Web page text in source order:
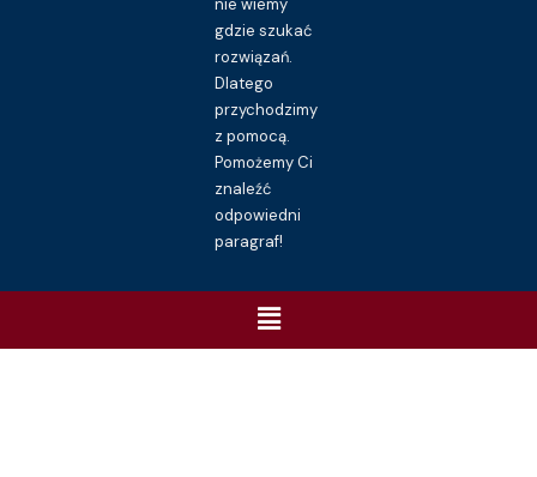
gdzie szukać
rozwiązań.
Dlatego
przychodzimy
z pomocą.
Pomożemy Ci
znaleźć
odpowiedni
paragraf!
Menu